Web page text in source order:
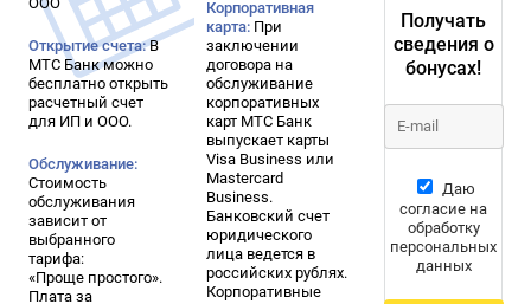
Открытие счета:В
МТС Банк можно
бесплатно открыть
расчетный счет
для ИП и ООО.
Обслуживание:
Стоимость
обслуживания
зависит от
выбранного
тарифа:
«Проще простого».
Плата за
Корпоративная
карта: При
заключении
договора на
обслуживание
корпоративных
карт МТС Банк
выпускает карты
Visa Business или
Mastercard
Business.
Банковский счет
юридического
лица ведется в
российских рублях.
Корпоративные
Получать
сведения о
бонусах!
Даю
согласие на
обработку
персональных
данных